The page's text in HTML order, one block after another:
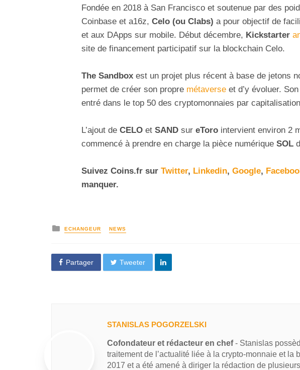
Fondée en 2018 à San Francisco et soutenue par des
Coinbase et a16z, Celo (ou Clabs) a pour objectif de
et aux DApps sur mobile. Début décembre, Kickstarter
site de financement participatif sur la blockchain Celo.
The Sandbox est un projet plus récent à base de jetons
permet de créer son propre métaverse et d’y évoluer.
entré dans le top 50 des cryptomonnaies par
L’ajout de CELO et SAND sur eToro intervient environ 2
commencé à prendre en charge la pièce numérique SOL
Suivez Coins.fr sur Twitter, Linkedin, Google,
manquer.
ECHANGEUR NEWS
Partager Tweeter
STANISLAS POGORZELSKI
Cofondateur et rédacteur en chef- Stanislas
traitement de l’actualité liée à la crypto-monnaie et la
2017 et a été amené à diriger la rédaction de